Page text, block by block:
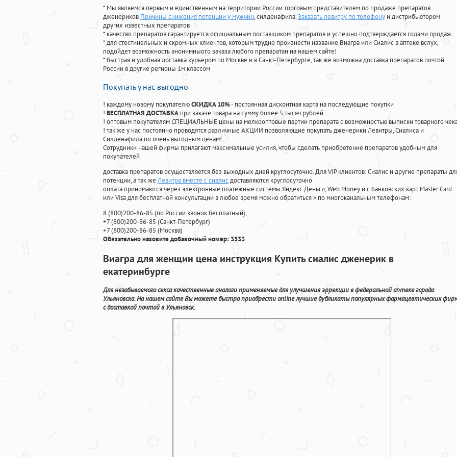
* Мы являемся первым и единственным на территории России торговым представителем по продаже препаратов
дженериков Причины снижения потенции у мужчин, силденафила,Заказать левитру по телефону и дистрибьютором
других известных препаратов
* качество препаратов гарантируется официальным поставщиком препаратов и успешно подтверждается годами продаж
* для стестинельных и скромных клиентов, которым трудно произнести название Виагра или Сиалис в аптеке вслух,
подойдет возможность анонимныого заказа любого препаратан на нашем сайте!
* быстрая и удобная доставка курьером по Москве и в Санкт-Петербурге, так же возможна доставка препаратов почтой
России в другие регионы 1м классом
Покупать у нас выгодно
! каждому новому покупателюСКИДКА 10%- постоянная дисконтная карта на последующие покупки
! БЕСПЛАТНАЯ ДОСТАВКА при заказе товара на сумму более 5 тысяч рублей
! оптовым покупателям СПЕЦИАЛЬНЫЕ цены на мелкооптовые партии препарата с возможностью выписки товарного
! так же у нас постоянно проводятся различные АКЦИИ позволяющие покупать дженерики Левитры, Сиалиса и
Силденафила по очень выгодным ценам!
Cотрудники нашей фирмы прилагают максимальные усилия, чтобы сделать приобретение препаратов удобным для
покупателей
доставка препаратов осуществляется без выходных дней круглосуточно. Для VIP клиентов: Сиалис и другие препараты
потенции, а так же Левитра вместе с сиалисдоставляются круглосуточно
оплата принимаются через электронные платежные системы Яндекс Деньги, Web Money и с банковских карт Master Card
или Visa для бесплатной консультации в любое время можно обратиться» по многоканальным телефонам:
8(800)200-86-85 (по России звонок бесплатный),
+7(800)200-86-85 (Санкт-Петербург)
+7(800)200-86-85 (Москва)
Обязательно назовите добавочный номер: 3533
Виагра для женщин цена инструкция Купить сиалис дженерик в
екатеринбурге
Для незабываемого секса качественные аналоги применяемые для улучшения эррекции в федеральной аптеке города
Ульяновска. На нашем сайте Вы можете быстро приобрести online лучшие дубликаты популярных фармацевтических
с доставкой почтой в Ульяновск.